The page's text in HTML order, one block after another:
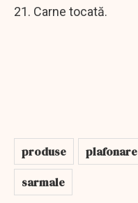
21. Carne tocată.
produse plafonare
sarmale